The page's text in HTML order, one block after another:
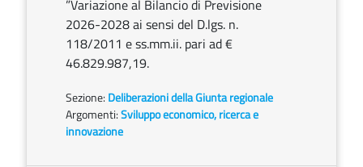
”Variazione al Bilancio di Previsione
2026-2028 ai sensi del D.lgs. n.
118/2011 e ss.mm.ii. pari ad €
46.829.987,19.
Sezione: Deliberazioni della Giunta regionale
Argomenti:Sviluppo economico, ricerca e
innovazione